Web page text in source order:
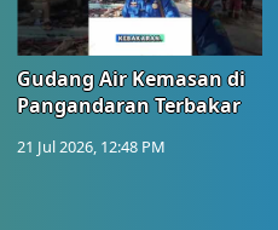
Gudang Air Kemasan di
Pangandaran Terbakar
21 Jul 2026, 12:48 PM